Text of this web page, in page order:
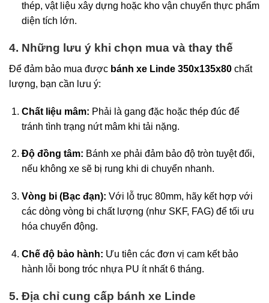
thép, vật liệu xây dựng hoặc kho vận chuyển thực phẩm
diện tích lớn.
4. Những lưu ý khi chọn mua và thay thế
Để đảm bảo mua được bánh xe Linde 350x135x80 chất
lượng, bạn cần lưu ý:
Chất liệu mâm: Phải là gang đặc hoặc thép đúc để
tránh tình trạng nứt mâm khi tải nặng.
Độ đồng tâm: Bánh xe phải đảm bảo độ tròn tuyệt đối,
nếu không xe sẽ bị rung khi di chuyển nhanh.
Vòng bi (Bạc đạn): Với lỗ trục 80mm, hãy kết hợp với
các dòng vòng bi chất lượng (như SKF, FAG) để tối ưu
hóa chuyển động.
Chế độ bảo hành: Ưu tiên các đơn vị cam kết bảo
hành lỗi bong tróc nhựa PU ít nhất 6 tháng.
5. Địa chỉ cung cấp bánh xe Linde